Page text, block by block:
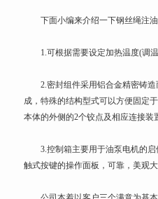
下面小编来介绍一下钢丝绳注油
1.可根据需要设定加热温度(调温
2.密封组件采用铝合金精密铸造
成，特殊的结构型式可以方便固定
本体的外侧的2个铰点及相应连接
3.控制箱主要用于油泵电机的启
触式按键的操作面板，可靠，美观